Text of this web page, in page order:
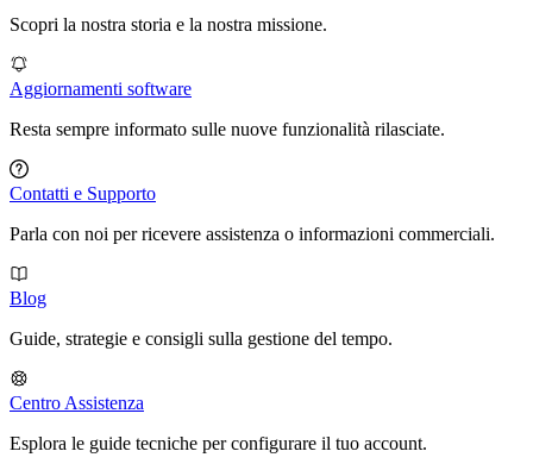
Scopri la nostra storia e la nostra missione.
Aggiornamenti software
Resta sempre informato sulle nuove funzionalità rilasciate.
Contatti e Supporto
Parla con noi per ricevere assistenza o informazioni commerciali.
Blog
Guide, strategie e consigli sulla gestione del tempo.
Centro Assistenza
Esplora le guide tecniche per configurare il tuo account.